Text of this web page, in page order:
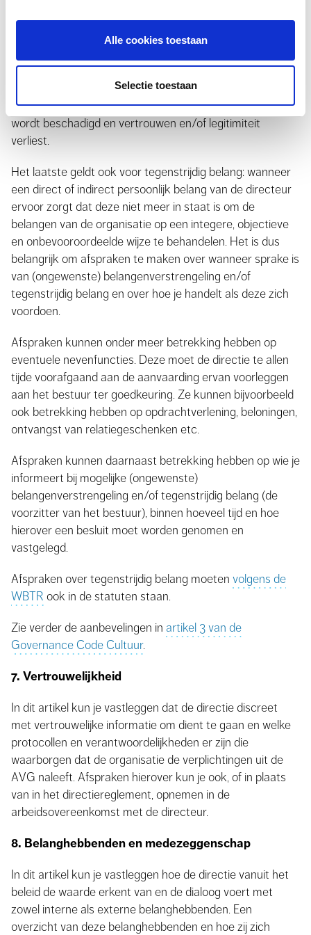
Alle cookies toestaan
Selectie toestaan
belangenverstrengeling is sprake wanneer een directeur
meerdere belangen of functies heeft die elkaar raken. Dat
groot netwerk beschikt. Maar het kan ook ongewenst
zijn. Bijvoorbeeld wanneer de onafhankelijkheid van de
directeur in het geding komt, waardoor de organisatie
wordt beschadigd en vertrouwen en/of legitimiteit
verliest.
Het laatste geldt ook voor tegenstrijdig belang: wanneer
een direct of indirect persoonlijk belang van de directeur
ervoor zorgt dat deze niet meer in staat is om de
belangen van de organisatie op een integere, objectieve
en onbevooroordeelde wijze te behandelen. Het is dus
belangrijk om afspraken te maken over wanneer sprake is
van (ongewenste) belangenverstrengeling en/of
tegenstrijdig belang en over hoe je handelt als deze zich
voordoen.
Afspraken kunnen onder meer betrekking hebben op
eventuele nevenfuncties. Deze moet de directie te allen
tijde voorafgaand aan de aanvaarding ervan voorleggen
aan het bestuur ter goedkeuring. Ze kunnen bijvoorbeeld
ook betrekking hebben op opdrachtverlening, beloningen,
ontvangst van relatiegeschenken etc.
Afspraken kunnen daarnaast betrekking hebben op wie je
informeert bij mogelijke (ongewenste)
belangenverstrengeling en/of tegenstrijdig belang (de
voorzitter van het bestuur), binnen hoeveel tijd en hoe
hierover een besluit moet worden genomen en
vastgelegd.
Afspraken over tegenstrijdig belang moeten volgens de
WBTR ook in de statuten staan.
Zie verder de aanbevelingen in artikel 3 van de
Governance Code Cultuur.
7. Vertrouwelijkheid
In dit artikel kun je vastleggen dat de directie discreet
met vertrouwelijke informatie om dient te gaan en welke
protocollen en verantwoordelijkheden er zijn die
waarborgen dat de organisatie de verplichtingen uit de
AVG naleeft. Afspraken hierover kun je ook, of in plaats
van in het directiereglement, opnemen in de
arbeidsovereenkomst met de directeur.
8. Belanghebbenden en medezeggenschap
In dit artikel kun je vastleggen hoe de directie vanuit het
beleid de waarde erkent van en de dialoog voert met
zowel interne als externe belanghebbenden. Een
overzicht van deze belanghebbenden en hoe zij zich